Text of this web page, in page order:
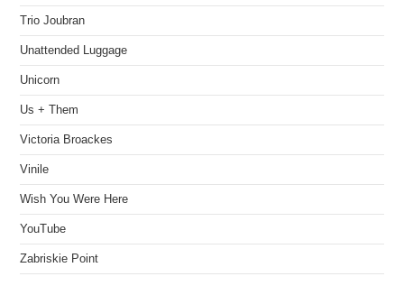
Trio Joubran
Unattended Luggage
Unicorn
Us + Them
Victoria Broackes
Vinile
Wish You Were Here
YouTube
Zabriskie Point